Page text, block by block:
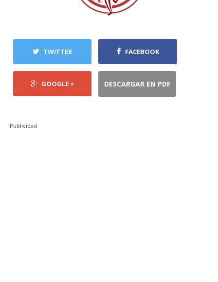
TWITTER FACEBOOK
GOOGLE + DESCARGAR EN PDF
Publicidad